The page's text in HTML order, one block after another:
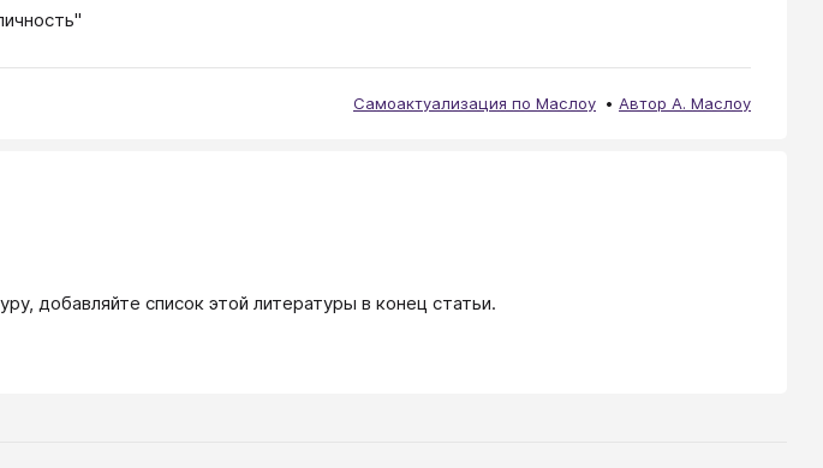
Самоактуализация по Маслоу Автор А. Маслоу
добавляйте список этой литературы в конец статьи.